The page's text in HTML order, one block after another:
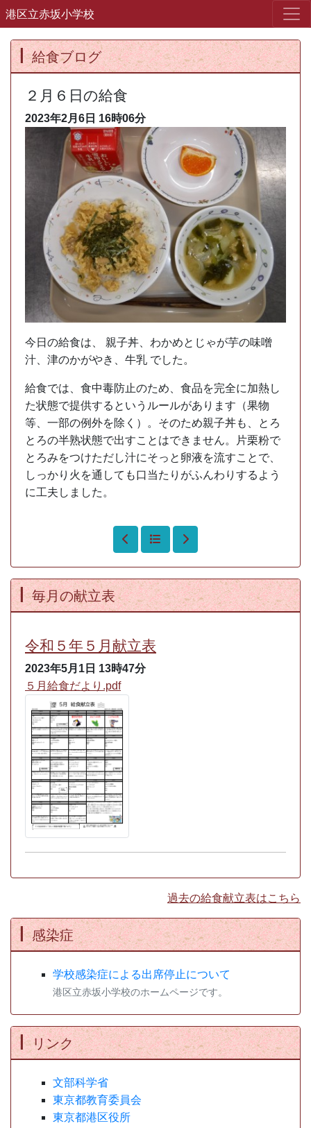
港区立赤坂小学校
感染症
学校感染症による出席停止について
港区立赤坂小学校のホームページです。
リンク
文部科学省
東京都教育委員会
東京都港区役所
給食ブログ
２月６日の給食
2023年2月6日 16時06分
今日の給食は、 親子丼、わかめとじゃが芋の味噌
汁、津のかがやき、牛乳 でした。
給食では、食中毒防止のため、食品を完全に加熱し
た状態で提供するというルールがあります（果物
等、一部の例外を除く）。そのため親子丼も、とろ
とろの半熟状態で出すことはできません。片栗粉で
とろみをつけただし汁にそっと卵液を流すことで、
しっかり火を通しても口当たりがふんわりするよう
に工夫しました。
毎月の献立表
令和５年５月献立表
2023年5月1日 13時47分
５月給食だより.pdf
過去の給食献立表はこちら